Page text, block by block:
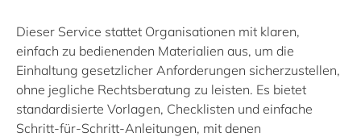
Dieser Service stattet Organisationen mit klaren,
einfach zu bedienenden Materialien aus, um die
Einhaltung gesetzlicher Anforderungen sicherzustellen,
ohne jegliche Rechtsberatung zu leisten. Es bietet
standardisierte Vorlagen, Checklisten und einfache
Schritt-für-Schritt-Anleitungen, mit denen